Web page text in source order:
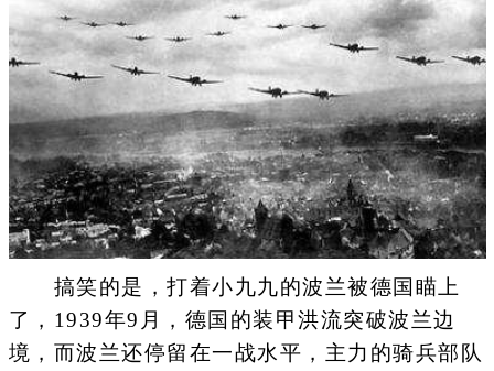
搞笑的是，打着小九九的波兰被德国瞄上
了，1939年9月，德国的装甲洪流突破波兰边
境，而波兰还停留在一战水平，主力的骑兵部队